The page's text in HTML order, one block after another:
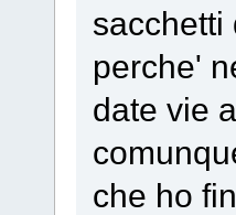
sacchetti
perche'
date vie
che ho